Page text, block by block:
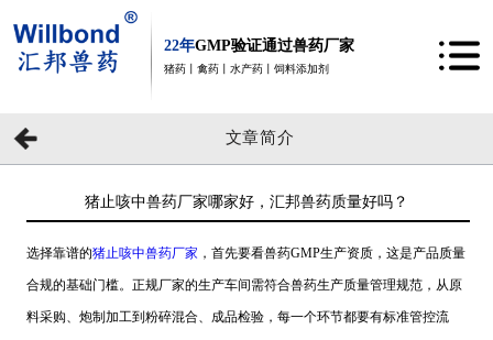
22年GMP验证通过兽药厂家
猪药丨禽药丨水产药丨饲料添加剂
文章简介
猪止咳中兽药厂家哪家好，汇邦兽药质量好吗？
选择靠谱的猪止咳中兽药厂家 ，首先要看兽药GMP生产资质，这是产品质量
合规的基础门槛。正规厂家的生产车间需符合兽药生产质量管理规范，从原
料采购、炮制加工到粉碎混合、成品检验，每一个环节都要有标准管控流